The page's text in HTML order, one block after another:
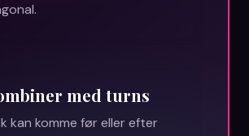
med turns
kan komme før eller efter